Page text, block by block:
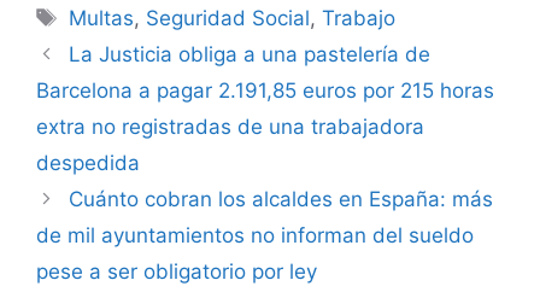
Etiquetas
Multas, Seguridad Social,Trabajo
La Justicia obliga a una pastelería de
Barcelona a pagar 2.191,85 euros por 215 horas
extra no registradas de una trabajadora
despedida
Cuánto cobran los alcaldes en España: más
de mil ayuntamientos no informan del sueldo
pese a ser obligatorio por ley